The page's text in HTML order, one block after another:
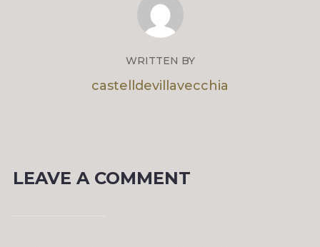
WRITTEN BY
castelldevillavecchia
LEAVE A COMMENT